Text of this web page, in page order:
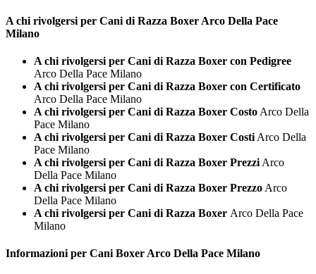
A chi rivolgersi per Cani di Razza Boxer Arco Della Pace
Milano
A chi rivolgersi per Cani di Razza Boxer con Pedigree
Arco Della Pace Milano
A chi rivolgersi per Cani di Razza Boxer con Certificato
Arco Della Pace Milano
A chi rivolgersi per Cani di Razza Boxer Costo Arco Della
Pace Milano
A chi rivolgersi per Cani di Razza Boxer Costi Arco Della
Pace Milano
A chi rivolgersi per Cani di Razza Boxer Prezzi Arco
Della Pace Milano
A chi rivolgersi per Cani di Razza Boxer Prezzo Arco
Della Pace Milano
A chi rivolgersi per Cani di Razza Boxer Arco Della Pace
Milano
Informazioni per Cani Boxer Arco Della Pace Milano